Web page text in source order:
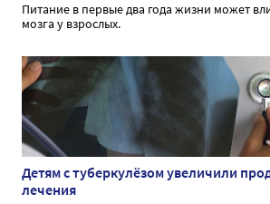
Питание в первые два года жизни может
мозга у взрослых.
Детям с туберкулёзом увеличили
лечения